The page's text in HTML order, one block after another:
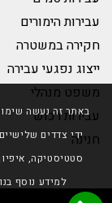
עבירות הימורים
חקירה במשטרה
ייצוג נפגעי עבירה
משפט מנהלי
עבירות רכוש
חנינהידי צדדים
סטטיסטיקה,
למידע נוסף